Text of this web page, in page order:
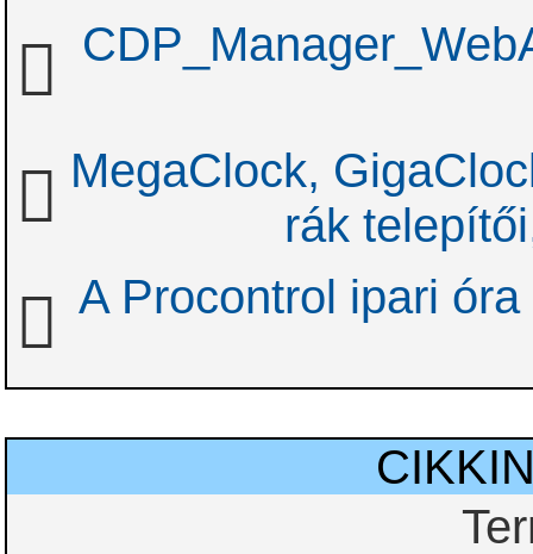
MegaClock,
rák
A Procontrol ipari